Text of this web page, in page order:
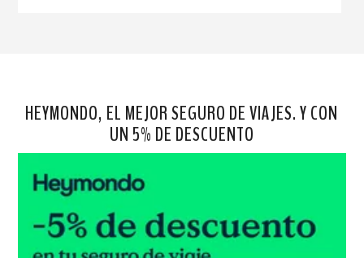
HEYMONDO, EL MEJOR SEGURO DE VIAJES. Y CON
UN 5% DE DESCUENTO